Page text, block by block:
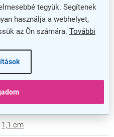
tegyük. Segítenek
használja a webhelyet,
az Ön számára. További
hatékonyan és
Klasszikus plakátkeretek
ezüst
5 év
1,1 cm